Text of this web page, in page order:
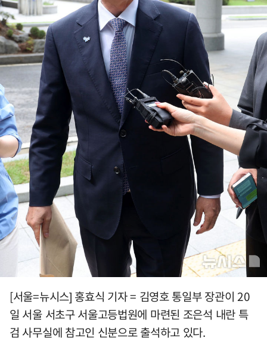
[서울=뉴시스] 홍효식 기자 = 김영호 통일부 장관이 20
일 서울 서초구 서울고등법원에 마련된 조은석 내란 특
검 사무실에 참고인 신분으로 출석하고 있다.